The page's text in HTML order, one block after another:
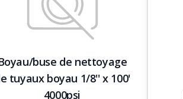
buse de nettoyage
tuyaux boyau 1/8'' x 100'
4000psi